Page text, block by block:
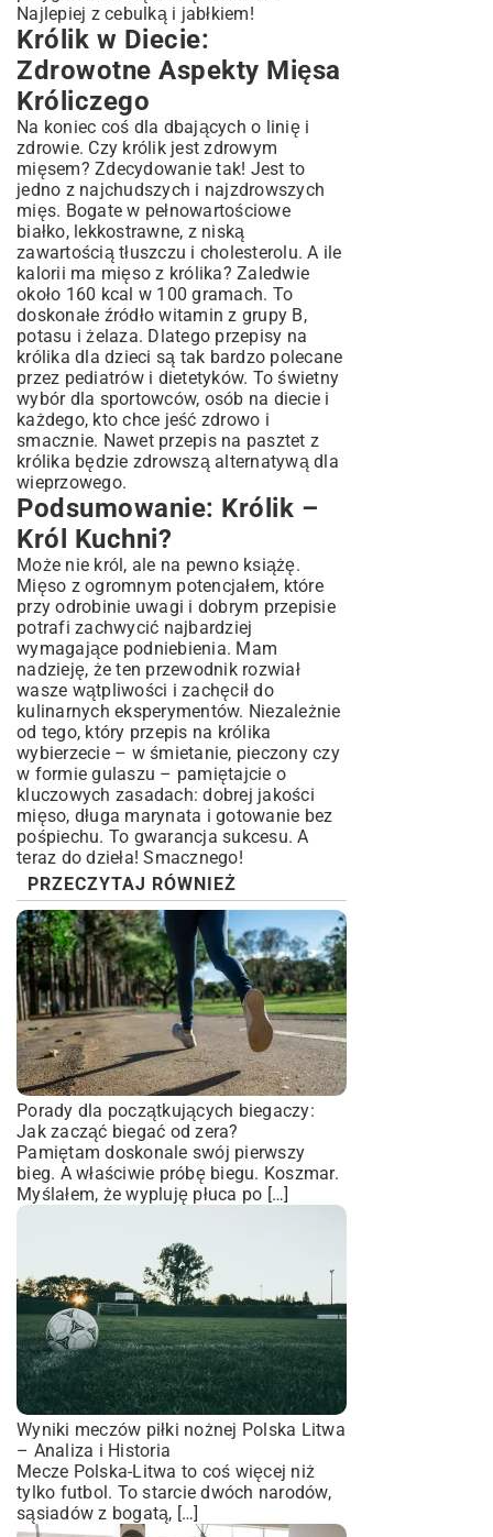
Najlepiej z cebulką i jabłkiem!
Królik w Diecie:
Zdrowotne Aspekty Mięsa
Króliczego
Na koniec coś dla dbających o linię i
zdrowie. Czy królik jest zdrowym
mięsem? Zdecydowanie tak! Jest to
jedno z najchudszych i najzdrowszych
mięs. Bogate w pełnowartościowe
białko, lekkostrawne, z niską
zawartością tłuszczu i cholesterolu. A ile
kalorii ma mięso z królika? Zaledwie
około 160 kcal w 100 gramach. To
doskonałe źródło witamin z grupy B,
potasu i żelaza. Dlatego przepisy na
królika dla dzieci są tak bardzo polecane
przez pediatrów i dietetyków. To świetny
wybór dla sportowców, osób na diecie i
każdego, kto chce jeść zdrowo i
smacznie. Nawet przepis na pasztet z
królika będzie zdrowszą alternatywą dla
wieprzowego.
Podsumowanie: Królik –
Król Kuchni?
Może nie król, ale na pewno książę.
Mięso z ogromnym potencjałem, które
przy odrobinie uwagi i dobrym przepisie
potrafi zachwycić najbardziej
wymagające podniebienia. Mam
nadzieję, że ten przewodnik rozwiał
wasze wątpliwości i zachęcił do
kulinarnych eksperymentów. Niezależnie
od tego, który przepis na królika
wybierzecie – w śmietanie, pieczony czy
w formie gulaszu – pamiętajcie o
kluczowych zasadach: dobrej jakości
mięso, długa marynata i gotowanie bez
pośpiechu. To gwarancja sukcesu. A
teraz do dzieła! Smacznego!
PRZECZYTAJ RÓWNIEŻ
Porady dla początkujących biegaczy:
Jak zacząć biegać od zera?
Pamiętam doskonale swój pierwszy
bieg. A właściwie próbę biegu. Koszmar.
Myślałem, że wypluję płuca po […]
Wyniki meczów piłki nożnej Polska Litwa
– Analiza i Historia
Mecze Polska-Litwa to coś więcej niż
tylko futbol. To starcie dwóch narodów,
sąsiadów z bogatą, […]